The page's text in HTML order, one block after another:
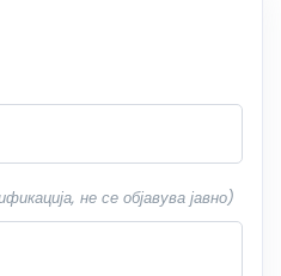
не се објавува јавно)